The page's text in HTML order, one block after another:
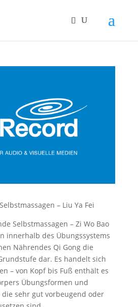
– Liu Ya Fei
Selbstmassagen – Zi Wo Bao
innerhalb des Übungssystems
Nährendes Qi Gong die
dar. Es handelt sich
– von Kopf bis Fuß enthält es
Übungsformen und
die sehr gut vorbeugend oder